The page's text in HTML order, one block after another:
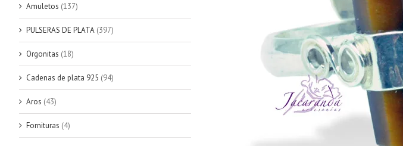
Amuletos (137)
PULSERAS DE PLATA (397)
Orgonitas (18)
Cadenas de plata 925 (94)
Aros (43)
Fornituras (4)